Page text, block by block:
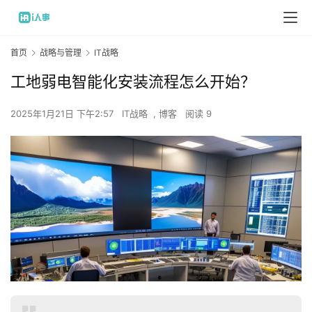
首页 战略与管理 IT战略
工地弱电智能化安装流程怎么开始？
2025年1月21日 下午2:57 IT战略 , 博客 阅读 9